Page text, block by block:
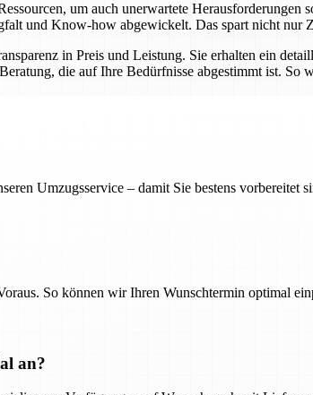
um auch unerwartete Herausforderungen
und Know-how abgewickelt. Das spart nicht nur
in Preis und Leistung. Sie erhalten ein
die auf Ihre Bedürfnisse abgestimmt ist.
Umzugsservice – damit Sie bestens vorbereitet
So können wir Ihren Wunschtermin optimal
an?